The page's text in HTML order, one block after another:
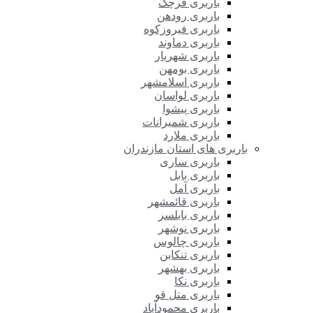
باربری قرچک
باربری رودهن
باربری فیروزکوه
باربری دماوند
باربری شهریار
باربری بومهن
باربری اسلامشهر
باربری لواسان
باربری پیشوا
باربری شمیرانات
باربری ملارد
باربری های استان مازندران
باربری ساری
باربری بابل
باربری آمل
باربری قائمشهر
باربری بابلسر
باربری نوشهر
باربری چالوس
باربری تنکابن
باربری بهشهر
باربری نکا
باربری متل قو
باربری محمودآباد